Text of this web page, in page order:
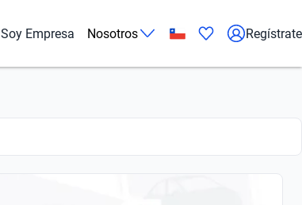
Soy Empresa Nosotros Regístrate